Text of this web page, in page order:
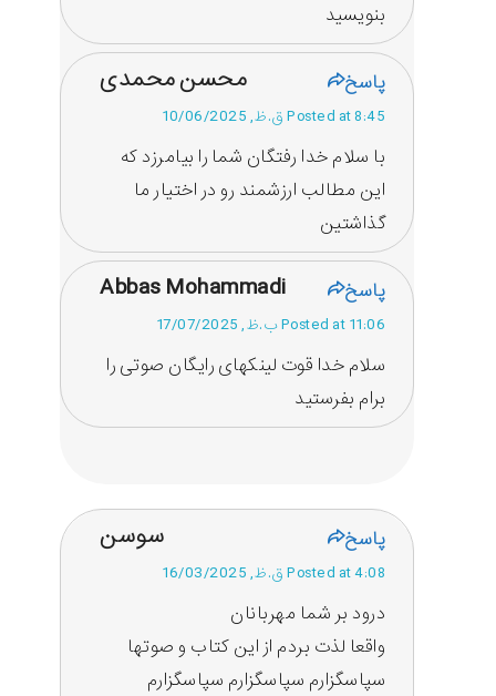
بنویسید
محسن محمدی پاسخ
Posted at 8:45 ق.ظ, 10/06/2025
با سلام خدا رفتگان شما را بیامرزد که
این مطالب ارزشمند رو در اختیار ما
گذاشتین
Abbas Mohammadi پاسخ
Posted at 11:06 ب.ظ, 17/07/2025
سلام خدا قوت لینکهای رایگان صوتی را
برام بفرستید
سوسن پاسخ
Posted at 4:08 ق.ظ, 16/03/2025
درود بر شما مهربانان
واقعا لذت بردم از این کتاب و صوتها
سپاسگزارم سپاسگزارم سپاسگزارم